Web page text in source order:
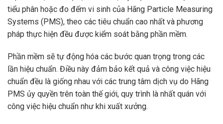
tiểu phân hoặc đo đếm vi sinh của Hãng Particle Measuring
Systems (PMS), theo các tiêu chuẩn cao nhất và phương
pháp thực hiện đều được kiểm soát bằng phần mềm.
Phần mềm sẽ tự động hóa các bước quan trọng trong các
lần hiệu chuẩn. Điều này đảm bảo kết quả và công việc hiệu
chuẩn đều là giống nhau với các trung tâm dịch vụ do Hãng
PMS ủy quyền trên toàn thế giới, quy trình là nhất quán với
công việc hiệu chuẩn như khi xuất xưởng.